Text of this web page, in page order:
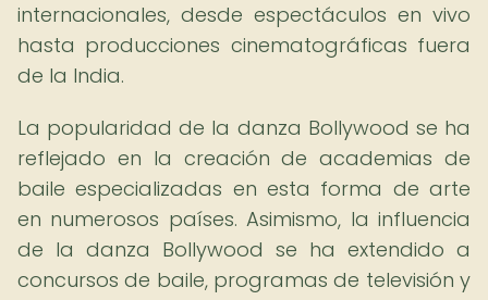
internacionales, desde espectáculos en vivo
hasta producciones cinematográficas fuera
de la India.
La popularidad de la danza Bollywood se ha
reflejado en la creación de academias de
baile especializadas en esta forma de arte
en numerosos países. Asimismo, la influencia
de la danza Bollywood se ha extendido a
concursos de baile, programas de televisión y